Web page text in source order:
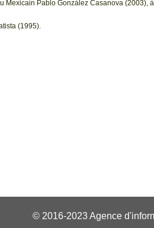
Pablo González Casanova (2003), à
(1995).
© 2016-2023 Agence